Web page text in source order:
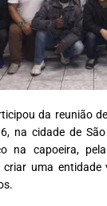
da reunião
na cidade de
na capoeira,
criar uma